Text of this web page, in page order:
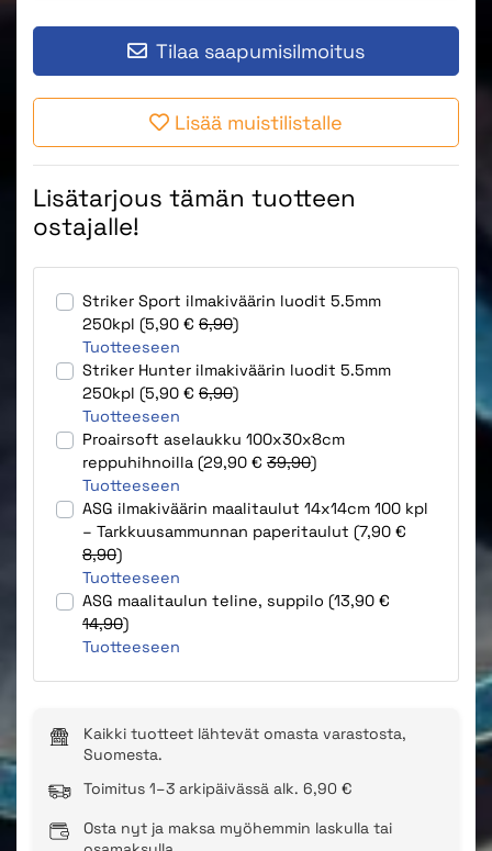
Tilaa saapumisilmoitus
Lisää muistilistalle
Lisätarjous tämän tuotteen
ostajalle!
Striker Sport ilmakiväärin luodit 5.5mm
250kpl (5,90 € 6,90)
Tuotteeseen
Striker Hunter ilmakiväärin luodit 5.5mm
250kpl (5,90 € 6,90)
Tuotteeseen
Proairsoft aselaukku 100x30x8cm
reppuhihnoilla (29,90 € 39,90)
Tuotteeseen
ASG ilmakiväärin maalitaulut 14x14cm 100 kpl
– Tarkkuusammunnan paperitaulut (7,90 €
8,90)
Tuotteeseen
ASG maalitaulun teline, suppilo (13,90 €
14,90)
Tuotteeseen
Kaikki tuotteet lähtevät omasta varastosta,
Suomesta.
Toimitus 1–3 arkipäivässä alk. 6,90 €
Osta nyt ja maksa myöhemmin laskulla tai